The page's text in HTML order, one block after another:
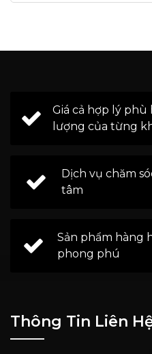
Giá cả hợp lý
lượng của từng
Dịch vụ chăm
tâm
Sản phẩm hàng
phong phú
Thông Tin Liên